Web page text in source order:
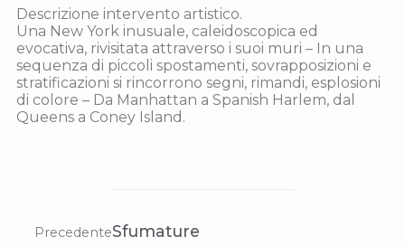
Descrizione intervento artistico.
Una New York inusuale, caleidoscopica ed
evocativa, rivisitata attraverso i suoi muri – In una
sequenza di piccoli spostamenti, sovrapposizioni e
stratificazioni si rincorrono segni, rimandi, esplosioni
di colore – Da Manhattan a Spanish Harlem, dal
Queens a Coney Island.
PrecedenteSfumature